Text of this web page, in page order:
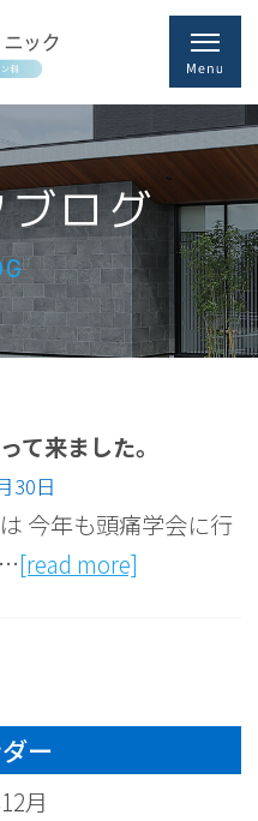
ログ
て来ました。
30日
今年も頭痛学会に行
[read more]
ー
月